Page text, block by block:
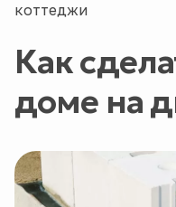
коттеджи
Как
доме на